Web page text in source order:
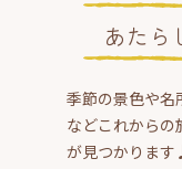
あたら
季節の景色や名
などこれからの
が見つかります